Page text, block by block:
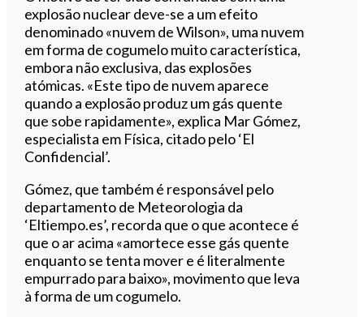
explosão nuclear deve-se a um efeito
denominado «nuvem de Wilson», uma nuvem
em forma de cogumelo muito característica,
embora não exclusiva, das explosões
atómicas. «Este tipo de nuvem aparece
quando a explosão produz um gás quente
que sobe rapidamente», explica Mar Gómez,
especialista em Física, citado pelo ‘El
Confidencial’.
Gómez, que também é responsável pelo
departamento de Meteorologia da
‘Eltiempo.es’, recorda que o que acontece é
que o ar acima «amortece esse gás quente
enquanto se tenta mover e é literalmente
empurrado para baixo», movimento que leva
à forma de um cogumelo.